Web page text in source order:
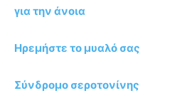
για την άνοια
Ηρεμήστε το μυαλό σας
Σύνδρομο σεροτονίνης